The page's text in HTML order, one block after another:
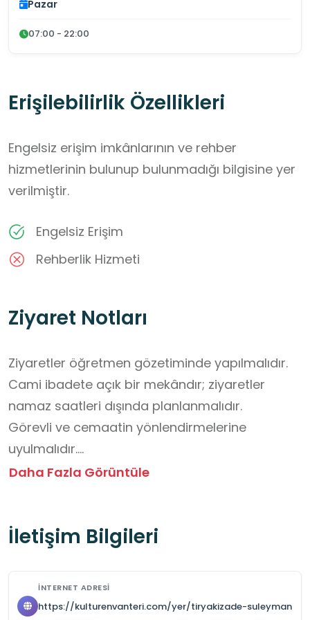
Pazar
07:00 - 22:00
Erişilebilirlik Özellikleri
Engelsiz erişim imkânlarının ve rehber
hizmetlerinin bulunup bulunmadığı bilgisine yer
verilmiştir.
Engelsiz Erişim
Rehberlik Hizmeti
Ziyaret Notları
Ziyaretler öğretmen gözetiminde yapılmalıdır.
Cami ibadete açık bir mekândır; ziyaretler
namaz saatleri dışında planlanmalıdır.
Görevli ve cemaatin yönlendirmelerine
uyulmalıdır.
Sessizlik ve saygı esastır.
Koşma, yüksek sesle konuşma ve oyun oynama
kullanılmamalıdır.
Daha Fazla Görüntüle
İletişim Bilgileri
İNTERNET ADRESI
https://kulturenvanteri.com/yer/tiryakizade-suleyman